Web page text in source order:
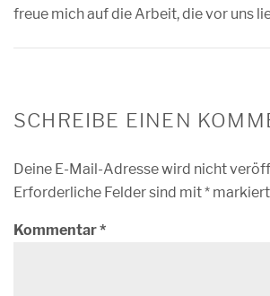
freue mich auf die Arbeit, die vor uns
SCHREIBE EINEN
Deine E-Mail-Adresse wird nicht
Erforderliche Felder sind mit* markiert
Kommentar*